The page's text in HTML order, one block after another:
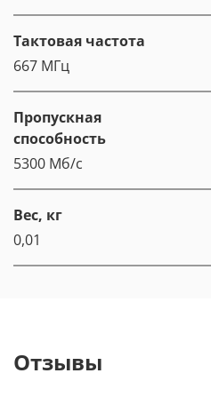
Тактовая частота
667 МГц
Пропускная
способность
5300 Мб/с
Вес, кг
0,01
Отзывы